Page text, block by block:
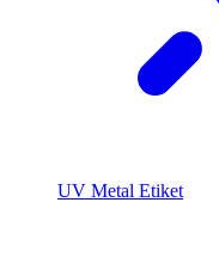
UV Metal Etiket